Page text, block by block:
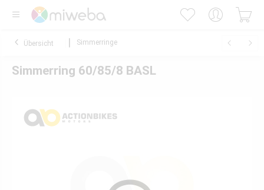
Übersicht Simmerringe
Simmerring 60/85/8 BASL